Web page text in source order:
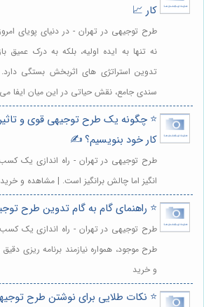
کار 📈
طرح توجیهی در تهران - در دنیای پویای
نه تنها به ایده اولیه، بلکه به درک عمیق
تدوین استراتژی های اثربخش بستگی
سندی جامع، نقش حیاتی در این میان ایفا
⭐️ چگونه یک طرح توجیهی قوی و
کار خود بنویسیم؟ ✍️
طرح توجیهی در تهران - راه اندازی یک
انگیز اما چالش برانگیز است. | مشاهده و خرید
⭐️ راهنمای گام به گام تدوین طرح
طرح توجیهی در تهران - راه اندازی یک
طرح موجود، همواره نیازمند برنامه ریزی
و خرید
⭐️ نکات طلایی برای نوشتن طرح